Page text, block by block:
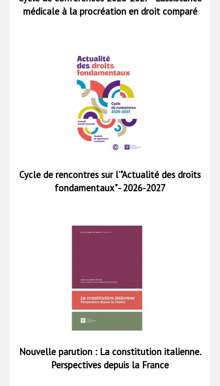
médicale à la procréation en droit comparé
Cycle de rencontres sur l’"Actualité des droits
fondamentaux" - 2026-2027
Nouvelle parution : La constitution italienne.
Perspectives depuis la France